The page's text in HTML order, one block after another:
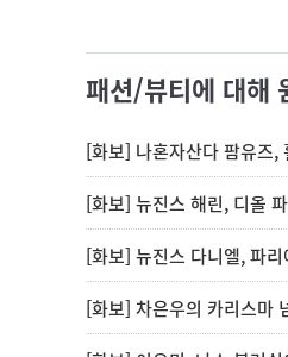
패션/뷰티에 대해
[화보] 나혼자산다 팜유즈,
[화보] 뉴진스 해린, 디올
[화보] 뉴진스 다니엘, 파
[화보] 차은우의 카리스마